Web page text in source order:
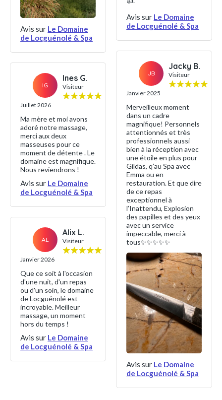
Avis sur Le Domaine
de Locguénolé & Spa
IG
Ines G.
Visiteur
Juillet 2026
Ma mère et moi avons
adoré notre massage,
merci aux deux
masseuses pour ce
moment de détente . Le
domaine est magnifique.
Nous reviendrons !
Avis sur Le Domaine
de Locguénolé & Spa
AL
Alix L.
Visiteur
Janvier 2026
Que ce soit à l'occasion
d'une nuit, d'un repas
ou d'un soin, le domaine
de Locguénolé est
incroyable. Meilleur
massage, un moment
hors du temps !
Avis sur Le Domaine
de Locguénolé & Spa
Avis sur Le Domaine
de Locguénolé & Spa
JB
Jacky B.
Visiteur
Janvier 2025
Merveilleux moment
dans un cadre
magnifique! Personnels
attentionnés et très
professionnels aussi
bien à la réception avec
une étoile en plus pour
Gildas, q’au Spa avec
Emma ou en
restauration. Et que dire
de ce repas
exceptionnel à
l’Inattendu, Explosion
des papilles et des yeux
avec un service
impeccable, merci à
tous✨✨✨✨✨
Avis sur Le Domaine
de Locguénolé & Spa